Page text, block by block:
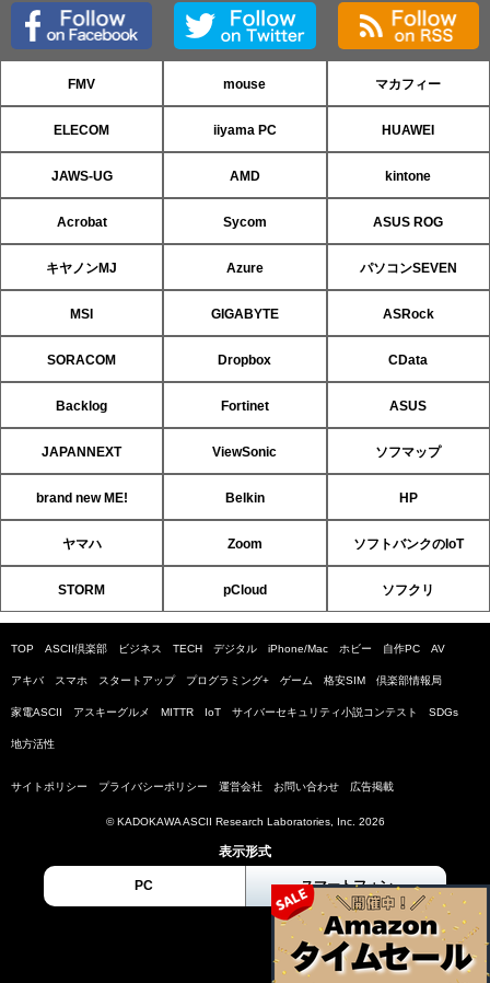
FMV mouse マカフィー
ELECOM iiyama PC HUAWEI
JAWS-UG AMD kintone
Acrobat Sycom ASUS ROG
キヤノンMJ Azure パソコンSEVEN
MSI GIGABYTE ASRock
SORACOM Dropbox CData
Backlog Fortinet ASUS
JAPANNEXT ViewSonic ソフマップ
brand new ME! Belkin HP
ヤマハ Zoom ソフトバンクのIoT
STORM pCloud ソフクリ
TOP ASCII倶楽部 ビジネス TECH デジタル iPhone/Mac ホビー 自作PC AV
アキバ スマホ スタートアップ プログラミング+ ゲーム 格安SIM 倶楽部情報局
家電ASCII アスキーグルメ MITTR IoT サイバーセキュリティ小説コンテスト SDGs
地方活性
サイトポリシー プライバシーポリシー 運営会社 お問い合わせ 広告掲載
© KADOKAWA ASCII Research Laboratories, Inc. 2026
表示形式
PC スマートフォン